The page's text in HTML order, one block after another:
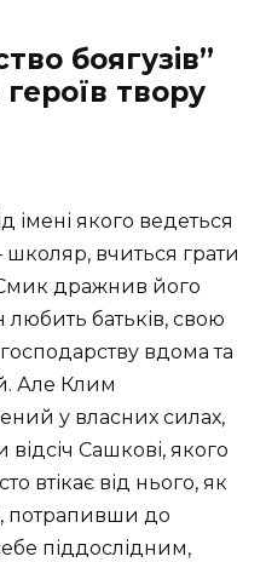
боягузів”
твору
імені якого ведеться
школяр, вчиться грати
дражнив його
любить батьків, свою
вдома та
Але Клим
у власних силах,
Сашкові, якого
втікає від нього, як
потрапивши до
піддослідним,